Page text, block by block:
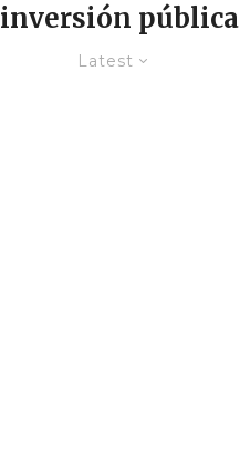
inversión pública
Latest